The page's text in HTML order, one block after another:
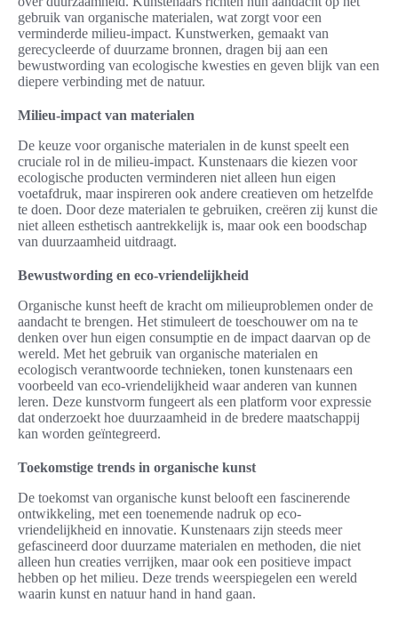
gebruik van organische materialen, wat zorgt voor een
verminderde milieu-impact. Kunstwerken, gemaakt van
gerecycleerde of duurzame bronnen, dragen bij aan een
bewustwording van ecologische kwesties en geven blijk van een
diepere verbinding met de natuur.
Milieu-impact van materialen
De keuze voor organische materialen in de kunst speelt een
cruciale rol in de milieu-impact. Kunstenaars die kiezen voor
ecologische producten verminderen niet alleen hun eigen
voetafdruk, maar inspireren ook andere creatieven om hetzelfde
te doen. Door deze materialen te gebruiken, creëren zij kunst die
niet alleen esthetisch aantrekkelijk is, maar ook een boodschap
van duurzaamheid uitdraagt.
Bewustwording en eco-vriendelijkheid
Organische kunst heeft de kracht om milieuproblemen onder de
aandacht te brengen. Het stimuleert de toeschouwer om na te
denken over hun eigen consumptie en de impact daarvan op de
wereld. Met het gebruik van organische materialen en
ecologisch verantwoorde technieken, tonen kunstenaars een
voorbeeld van eco-vriendelijkheid waar anderen van kunnen
leren. Deze kunstvorm fungeert als een platform voor expressie
dat onderzoekt hoe duurzaamheid in de bredere maatschappij
kan worden geïntegreerd.
Toekomstige trends in organische kunst
De toekomst van organische kunst belooft een fascinerende
ontwikkeling, met een toenemende nadruk op eco-
vriendelijkheid en innovatie. Kunstenaars zijn steeds meer
gefascineerd door duurzame materialen en methoden, die niet
alleen hun creaties verrijken, maar ook een positieve impact
hebben op het milieu. Deze trends weerspiegelen een wereld
waarin kunst en natuur hand in hand gaan.